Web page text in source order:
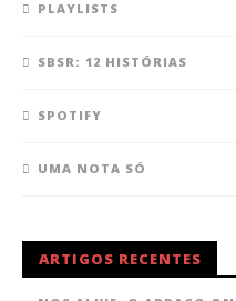
PLAYLISTS
SBSR: 12 HISTÓRIAS
SPOTIFY
UMA NOTA SÓ
ARTIGOS RECENTES